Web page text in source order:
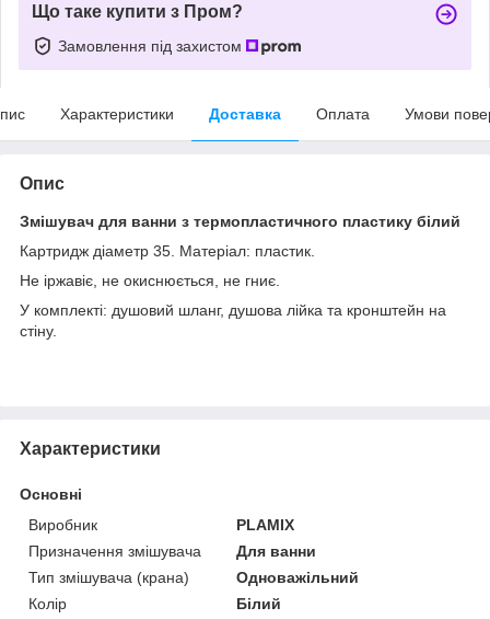
Що таке купити з Пром?
Замовлення під захистом
Характеристики Доставка Оплата Умови
Опис
Змішувач для ванни з термопластичного пластику білий
Картридж діаметр 35. Матеріал: пластик.
Не іржавіє, не окиснюється, не гниє.
У комплекті: душовий шланг, душова лійка та кронштейн на
стіну.
Характеристики
Основні
Виробник
PLAMIX
Призначення змішувача
Для ванни
Тип змішувача (крана)
Одноважільний
Колір
Білий